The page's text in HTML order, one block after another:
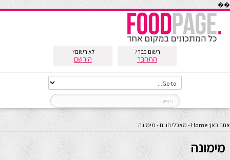
��
רשום כבר?
התחבר
לא רשום?
הירשם
אתם כאן: Home
- מאכלי חגים - מימונה
מימונה